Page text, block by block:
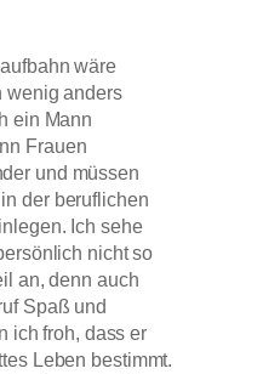
wäre
wenig anders
ein Mann
Frauen
und müssen
der beruflichen
Ich sehe
nicht so
an, denn auch
Spaß und
ich froh, dass er
Leben bestimmt.